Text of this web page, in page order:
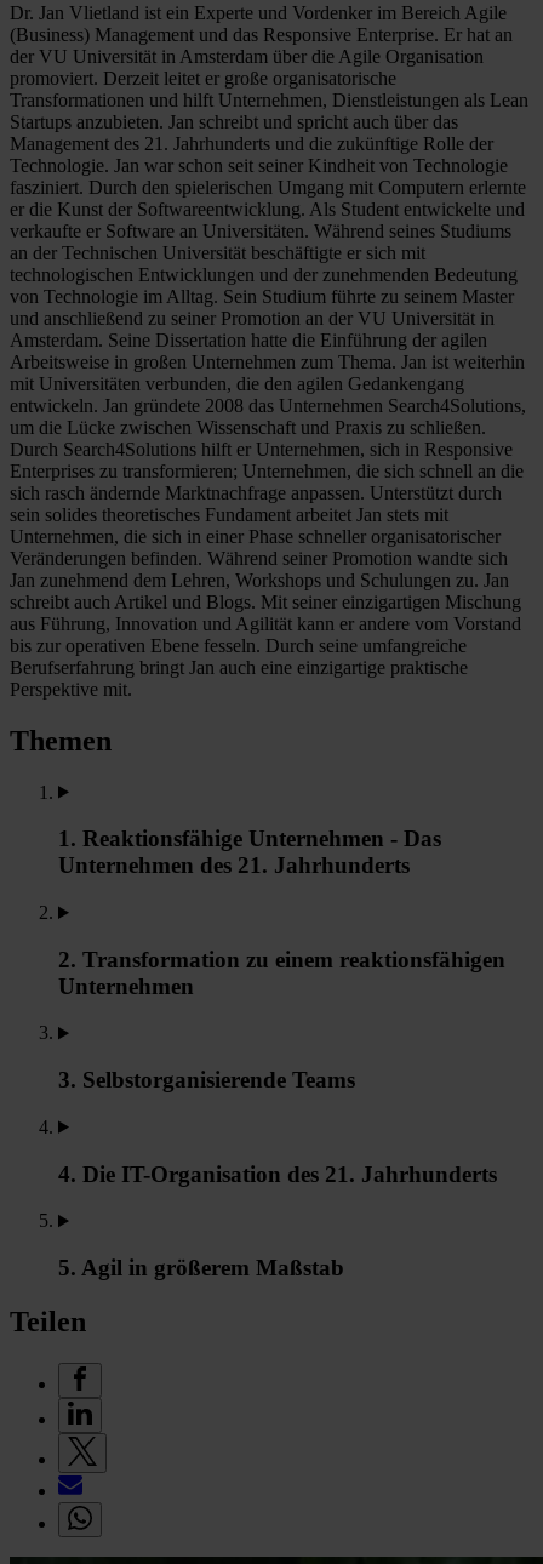
Dr. Jan Vlietland ist ein Experte und Vordenker im Bereich Agile
(Business) Management und das Responsive Enterprise. Er hat an
der VU Universität in Amsterdam über die Agile Organisation
promoviert. Derzeit leitet er große organisatorische
Transformationen und hilft Unternehmen, Dienstleistungen als Lean
Startups anzubieten. Jan schreibt und spricht auch über das
Management des 21. Jahrhunderts und die zukünftige Rolle der
Technologie. Jan war schon seit seiner Kindheit von Technologie
fasziniert. Durch den spielerischen Umgang mit Computern erlernte
er die Kunst der Softwareentwicklung. Als Student entwickelte und
verkaufte er Software an Universitäten. Während seines Studiums
an der Technischen Universität beschäftigte er sich mit
technologischen Entwicklungen und der zunehmenden Bedeutung
von Technologie im Alltag. Sein Studium führte zu seinem Master
und anschließend zu seiner Promotion an der VU Universität in
Amsterdam. Seine Dissertation hatte die Einführung der agilen
Arbeitsweise in großen Unternehmen zum Thema. Jan ist weiterhin
mit Universitäten verbunden, die den agilen Gedankengang
entwickeln. Jan gründete 2008 das Unternehmen Search4Solutions,
um die Lücke zwischen Wissenschaft und Praxis zu schließen.
Durch Search4Solutions hilft er Unternehmen, sich in Responsive
Enterprises zu transformieren; Unternehmen, die sich schnell an die
sich rasch ändernde Marktnachfrage anpassen. Unterstützt durch
sein solides theoretisches Fundament arbeitet Jan stets mit
Unternehmen, die sich in einer Phase schneller organisatorischer
Veränderungen befinden. Während seiner Promotion wandte sich
Jan zunehmend dem Lehren, Workshops und Schulungen zu. Jan
schreibt auch Artikel und Blogs. Mit seiner einzigartigen Mischung
aus Führung, Innovation und Agilität kann er andere vom Vorstand
bis zur operativen Ebene fesseln. Durch seine umfangreiche
Berufserfahrung bringt Jan auch eine einzigartige praktische
Perspektive mit.
Themen
1. Reaktionsfähige Unternehmen - Das
Unternehmen des 21. Jahrhunderts
2. Transformation zu einem reaktionsfähigen
Unternehmen
3. Selbstorganisierende Teams
4. Die IT-Organisation des 21. Jahrhunderts
5. Agil in größerem Maßstab
Teilen